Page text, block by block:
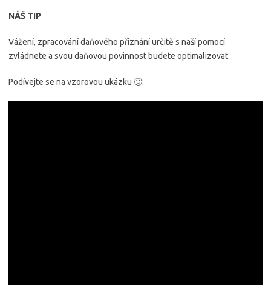
NÁŠ TIP
Vážení, zpracování daňového přiznání určitě s naší pomocí
zvládnete a svou daňovou povinnost budete optimalizovat.
Podívejte se na vzorovou ukázku 🙂: